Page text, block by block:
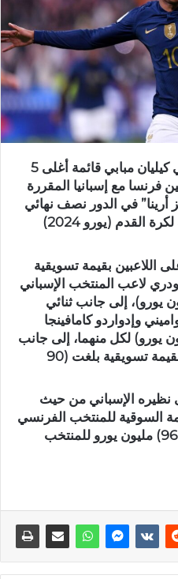
تصدر مهاجم المنتخب الفرنسي كيليان مبابي قائمة أغلى 5
فرنسا مع إسبانيا المقررة
أرينا” في الدور نصف نهائي
من بطولة كأس الأمم الأوروبية لكرة القدم (يورو 2024)
اللاعبين بقيمة تسويقية
رودري لاعب المنتخب الإسباني
بلغت (120 مليون يورو)، إلى جانب ثنائي
وإدواردو كامافينجا
بلغت (100 مليون يورو) لكل منهما، إلى جانب
المهاجم الإسباني لامين يامال بقيمة تسويقية بلغت (90
نظيره الإسباني من حيث
السوقية للمنتخب الفرنسي
(1.23 مليار يورو)، مقابل (965.50) مليون يورو للمنتخب